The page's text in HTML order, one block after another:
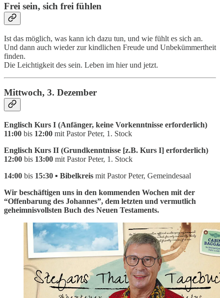
Frei sein, sich frei fühlen
Ist das möglich, was kann ich dazu tun, und wie fühlt es sich an.
Und dann auch wieder zur kindlichen Freude und Unbekümmertheit
finden.
Die Leichtigkeit des sein. Leben im hier und jetzt.
Mittwoch, 3. Dezember
Englisch Kurs I (Anfänger, keine Vorkenntnisse erforderlich)
11:00 bis 12:00 mit Pastor Peter, 1. Stock
Englisch Kurs II (Grundkenntnisse [z.B. Kurs I] erforderlich)
12:00 bis 13:00 mit Pastor Peter, 1. Stock
14:00 bis 15:30 ▪ Bibelkreis mit Pastor Peter, Gemeindesaal
Wir beschäftigen uns in den kommenden Wochen mit der
“Offenbarung des Johannes”, dem letzten und vermutlich
geheimnisvollsten Buch des Neuen Testaments.